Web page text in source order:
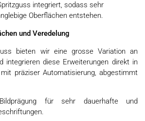
integriert, sodass sehr
Oberflächen entstehen.
und Veredelung
bieten wir eine grosse Variation an
integrieren diese Erweiterungen direkt in
präziser Automatisierung, abgestimmt
für sehr dauerhafte und